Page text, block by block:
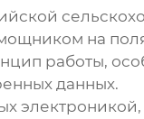
на
работы,
данных.
электроникой,